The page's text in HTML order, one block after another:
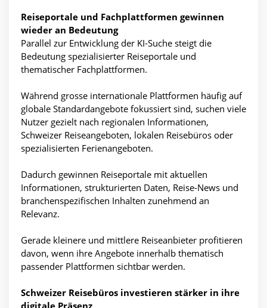
Reiseportale und Fachplattformen gewinnen
wieder an Bedeutung
Parallel zur Entwicklung der KI-Suche steigt die
Bedeutung spezialisierter Reiseportale und
thematischer Fachplattformen.
Während grosse internationale Plattformen häufig auf
globale Standardangebote fokussiert sind, suchen viele
Nutzer gezielt nach regionalen Informationen,
Schweizer Reiseangeboten, lokalen Reisebüros oder
spezialisierten Ferienangeboten.
Dadurch gewinnen Reiseportale mit aktuellen
Informationen, strukturierten Daten, Reise-News und
branchenspezifischen Inhalten zunehmend an
Relevanz.
Gerade kleinere und mittlere Reiseanbieter profitieren
davon, wenn ihre Angebote innerhalb thematisch
passender Plattformen sichtbar werden.
Schweizer Reisebüros investieren stärker in ihre